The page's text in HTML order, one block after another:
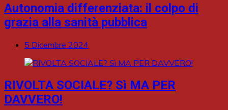
Autonomia differenziata: il colpo di
grazia alla sanità pubblica
5 Dicembre 2024
RIVOLTA SOCIALE? Sì MA PER
DAVVERO!